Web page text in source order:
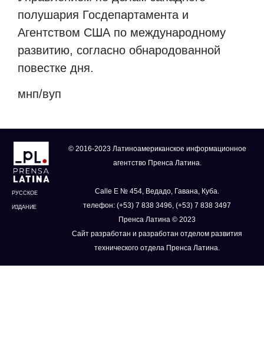
полушария Госдепартамента и
Агентством США по международному
развитию, согласно обнародованной
повестке дня.
мнп/вуп
РУССКОЕ
ИЗДАНИЕ
© 2016-2023 Латиноамериканское информационное
агентство Пренса Латина.
Calle E № 454, Ведадо, Гавана, Куба.
телефон: (+53) 7 838 3496, (+53) 7 838 3497
Пренса Латина © 2023
Сайт разработан и разработан отделом развития
технического отдела Пренса Латина.